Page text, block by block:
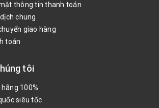
thông tin thanh toán
chung
giao hàng
toán
tôi
100%
siêu tốc